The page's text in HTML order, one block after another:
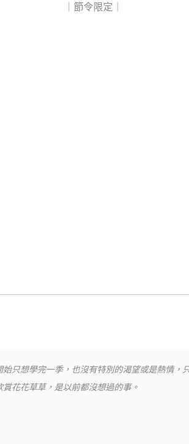
｜節令限定｜
只想學完一季，也沒有特別的渴望或是熱情，
花花草草，是以前都沒想過的事。